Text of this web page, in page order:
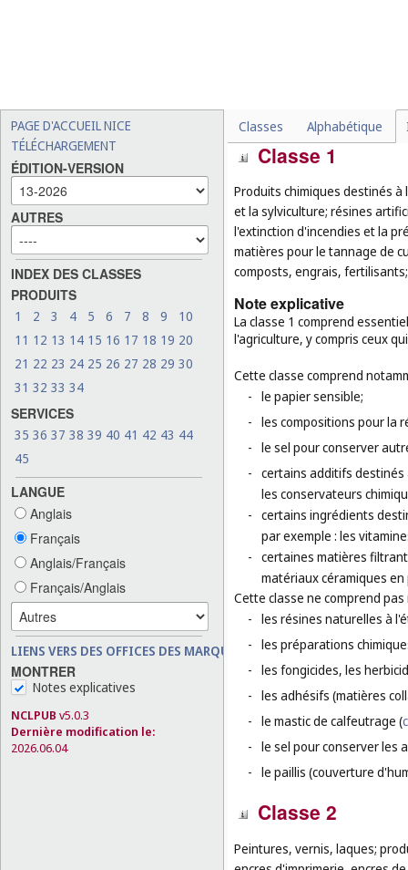
PAGE D'ACCUEIL NICE
TÉLÉCHARGEMENT
ÉDITION-VERSION
AUTRES
INDEX DES CLASSES
PRODUITS
1 2 3 4 5 6 7 8 9
10
11 12 13 14 15 16 17 18 19 20
21 22 23 24 25 26 27 28 29 30
31 32 33 34
SERVICES
35 36 37 38 39 40 41 42 43 44
45
LANGUE
Anglais
Français
Anglais/Français
Français/Anglais
LIENS VERS DES OFFICES DES MARQUES
MONTRER
Notes explicatives
NCLPUB v5.0.3
Dernière modification le:
2026.06.04
Classes Alphabétique
Liste des
Classe 1
Produits chimiques destinés
et la sylviculture; résines
l'extinction d'incendies et la
matières pour le tannage de
composts, engrais,
Note explicative
La classe 1 comprend
l'agriculture, y compris ceux
Cette classe comprend
- le papier sensible;
- les compositions pour la
- le sel pour conserver
- certains additifs destinés
les conservateurs
- certains ingrédients
par exemple : les
- certaines matières
matériaux céramiques
Cette classe ne comprend
- les résines naturelles à
- les préparations
- les fongicides, les
- les adhésifs (matières
- le mastic de calfeutrage (
- le sel pour conserver les
- le paillis (couverture
Classe 2
Peintures, vernis, laques;